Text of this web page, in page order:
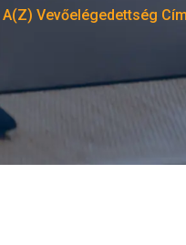
A(z) Vevőelégedettség